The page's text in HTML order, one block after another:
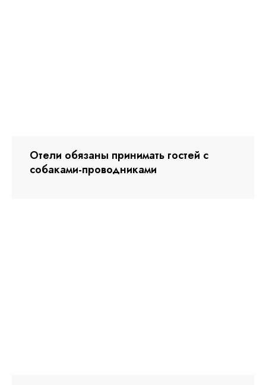
Отели обязаны принимать гостей с
собаками-проводниками